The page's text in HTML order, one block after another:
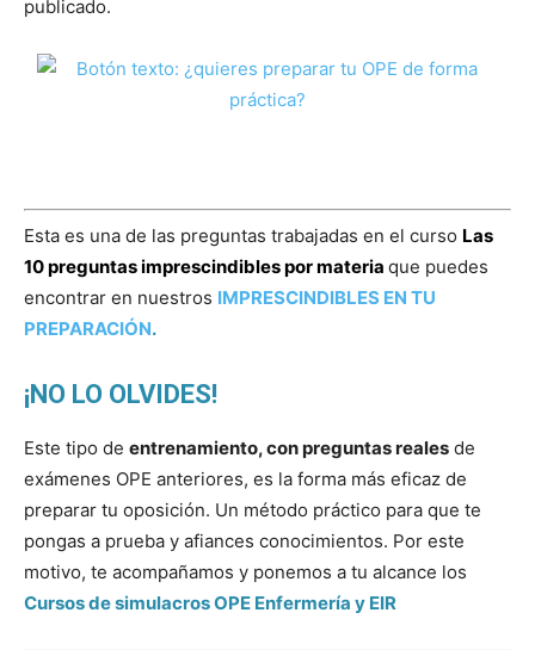
publicado.
Esta es una de las preguntas trabajadas en el curso Las
10 preguntas imprescindibles por materia que puedes
encontrar en nuestros IMPRESCINDIBLES EN TU
PREPARACIÓN.
¡NO LO OLVIDES!
Este tipo de entrenamiento, con preguntas reales de
exámenes OPE anteriores, es la forma más eficaz de
preparar tu oposición. Un método práctico para que te
pongas a prueba y afiances conocimientos. Por este
motivo, te acompañamos y ponemos a tu alcance los
Cursos de simulacros OPE Enfermería y EIR